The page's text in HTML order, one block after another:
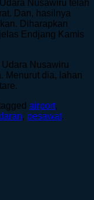
Nusawiru telah
Dan, hasilnya
Diharapkan
Endjang Kamis
Nusawiru
Menurut dia, lahan
airport,
, pesawat.